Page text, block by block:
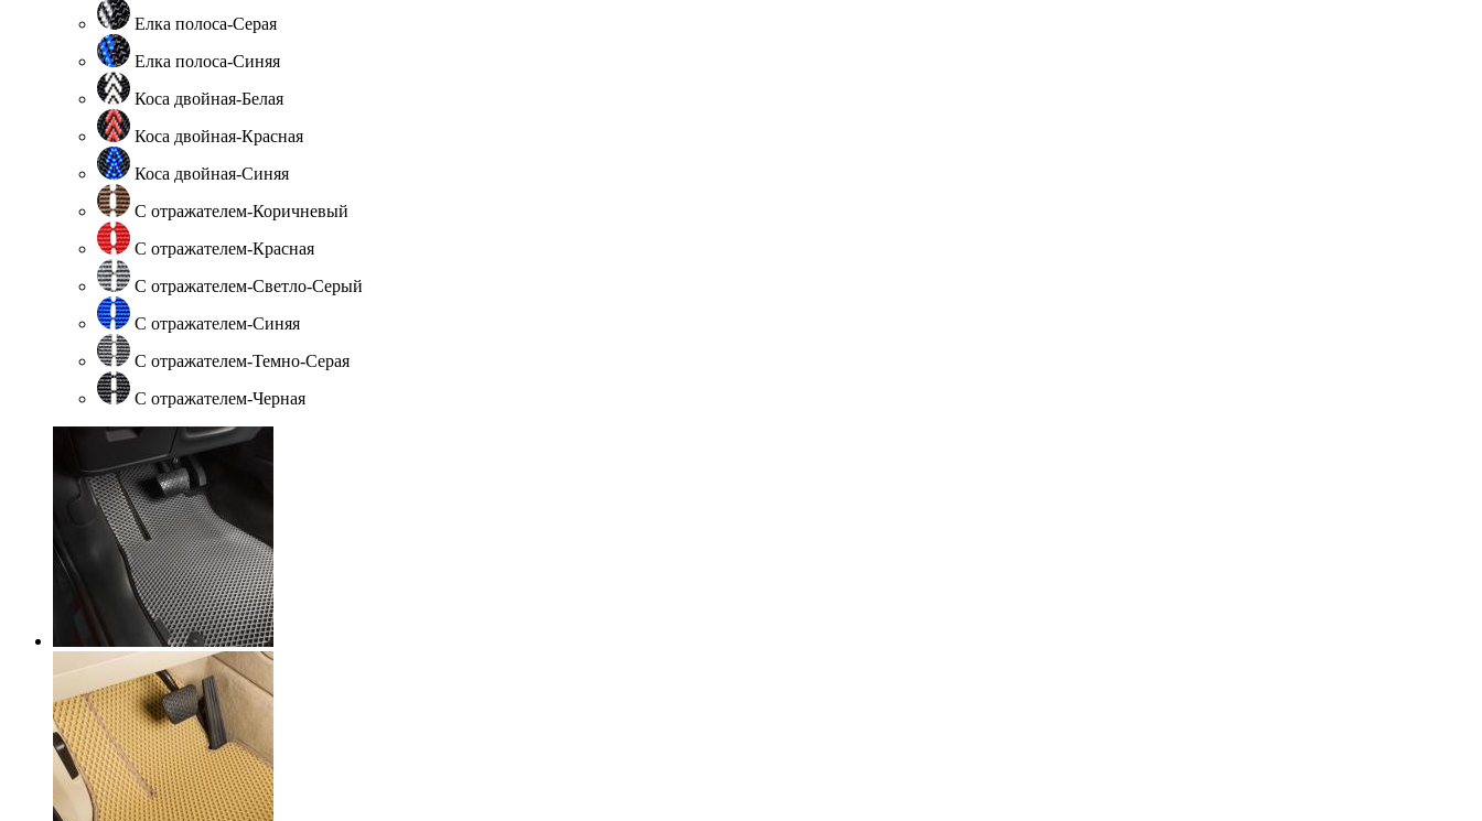
Елка полоса-Серая
Елка полоса-Синяя
Коса двойная-Белая
Коса двойная-Красная
Коса двойная-Синяя
С отражателем-Коричневый
С отражателем-Красная
С отражателем-Светло-Серый
С отражателем-Синяя
С отражателем-Темно-Серая
С отражателем-Черная